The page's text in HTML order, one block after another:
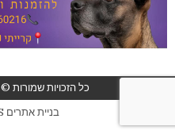
כל הזכויות שמורות © 2017 אמהות מבת-ים
בניית אתרים WPEXPRESS